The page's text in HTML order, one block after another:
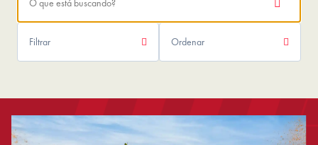
Filtrar Ordenar